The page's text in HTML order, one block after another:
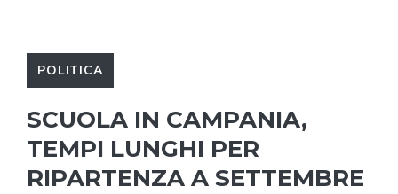
POLITICA
SCUOLA IN CAMPANIA,
TEMPI LUNGHI PER
RIPARTENZA A SETTEMBRE